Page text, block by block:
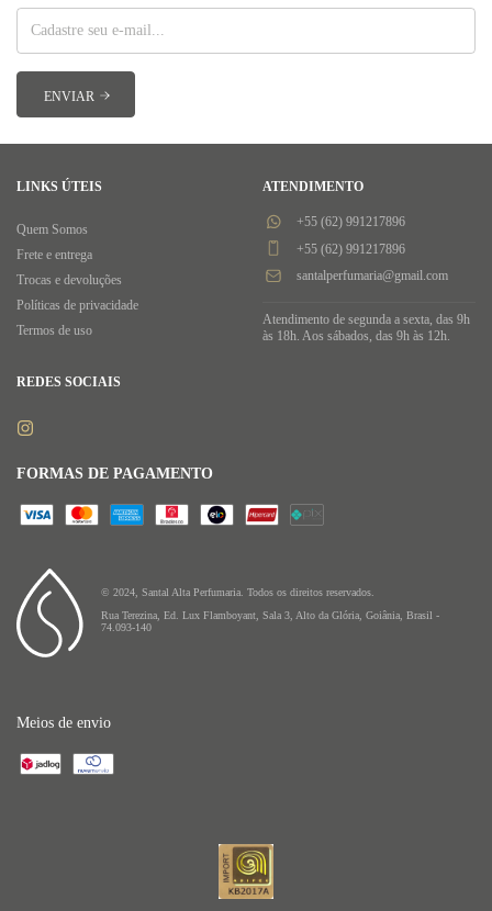
© 2024, Santal Alta Perfumaria. Todos os direitos reservados.
Rua Terezina, Ed. Lux Flamboyant, Sala 3, Alto da Glória, Goiânia, Brasil -
74.093-140
LINKS ÚTEIS
Quem Somos
Frete e entrega
Trocas e devoluções
Políticas de privacidade
Termos de uso
ATENDIMENTO
+55 (62) 991217896
+55 (62) 991217896
santalperfumaria@gmail.com
Atendimento de segunda a sexta, das 9h
às 18h. Aos sábados, das 9h às 12h.
REDES SOCIAIS
FORMAS DE PAGAMENTO
Meios de envio